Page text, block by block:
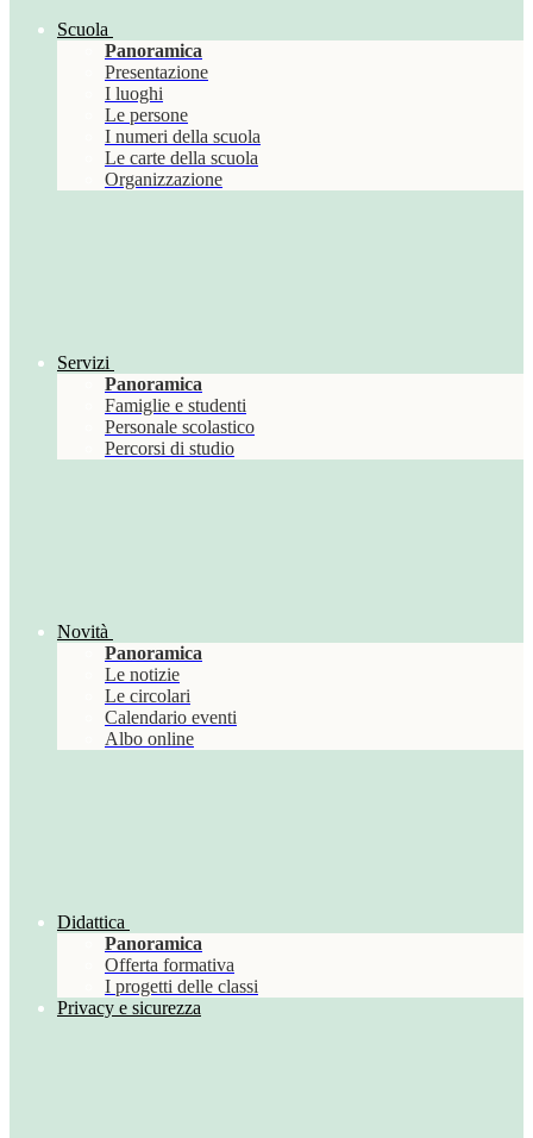
Scuola
Panoramica
Presentazione
I luoghi
Le persone
I numeri della scuola
Le carte della scuola
Organizzazione
Servizi
Panoramica
Famiglie e studenti
Personale scolastico
Percorsi di studio
Novità
Panoramica
Le notizie
Le circolari
Calendario eventi
Albo online
Didattica
Panoramica
Offerta formativa
I progetti delle classi
Privacy e sicurezza